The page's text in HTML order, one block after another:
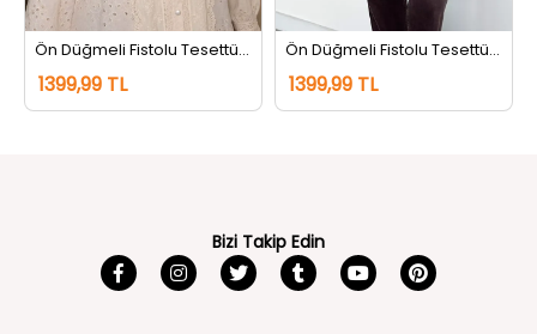
Ön Düğmeli Fistolu Tesettür Gömlek Tunik Bej
1399,99 TL
Ön Düğmeli Fistolu Tesettür Gömlek Tunik Krem
1399,99 TL
Bizi Takip Edin